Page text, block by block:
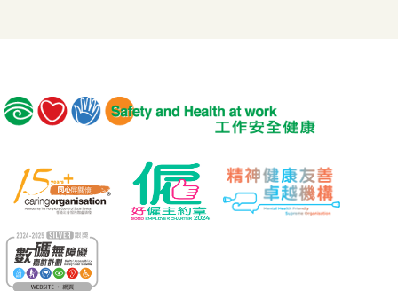
MICM
组装合成建筑工程管理人员训练课程
MICW
组装合成建筑工程工作安全训练课程
TST
安全使用可伸缩工作台
危险品的安全规管与危险物质相关规例网上公开讲座
【好心情@健康工作间】医护服务业之「拒绝压力爆煲：
『七好』减压法的科学减压之道」网上讲座
讲座
【护心计划/好心情@健康工作间】重拾健康由「戒烟」做